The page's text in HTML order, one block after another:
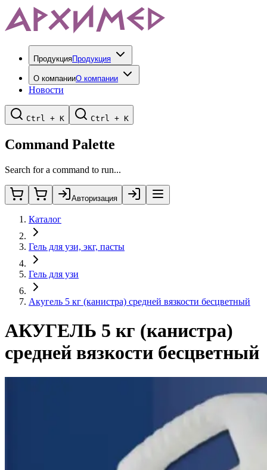
ПродукцияПродукция
О компанииО компании
Новости
Ctrl + K Ctrl + K
Command Palette
Search for a command to run...
Авторизация
Каталог
Гель для узи, экг, пасты
Гель для узи
Акугель 5 кг (канистра) средней вязкости бесцветный
АКУГЕЛЬ 5 кг (канистра)
средней вязкости бесцветный